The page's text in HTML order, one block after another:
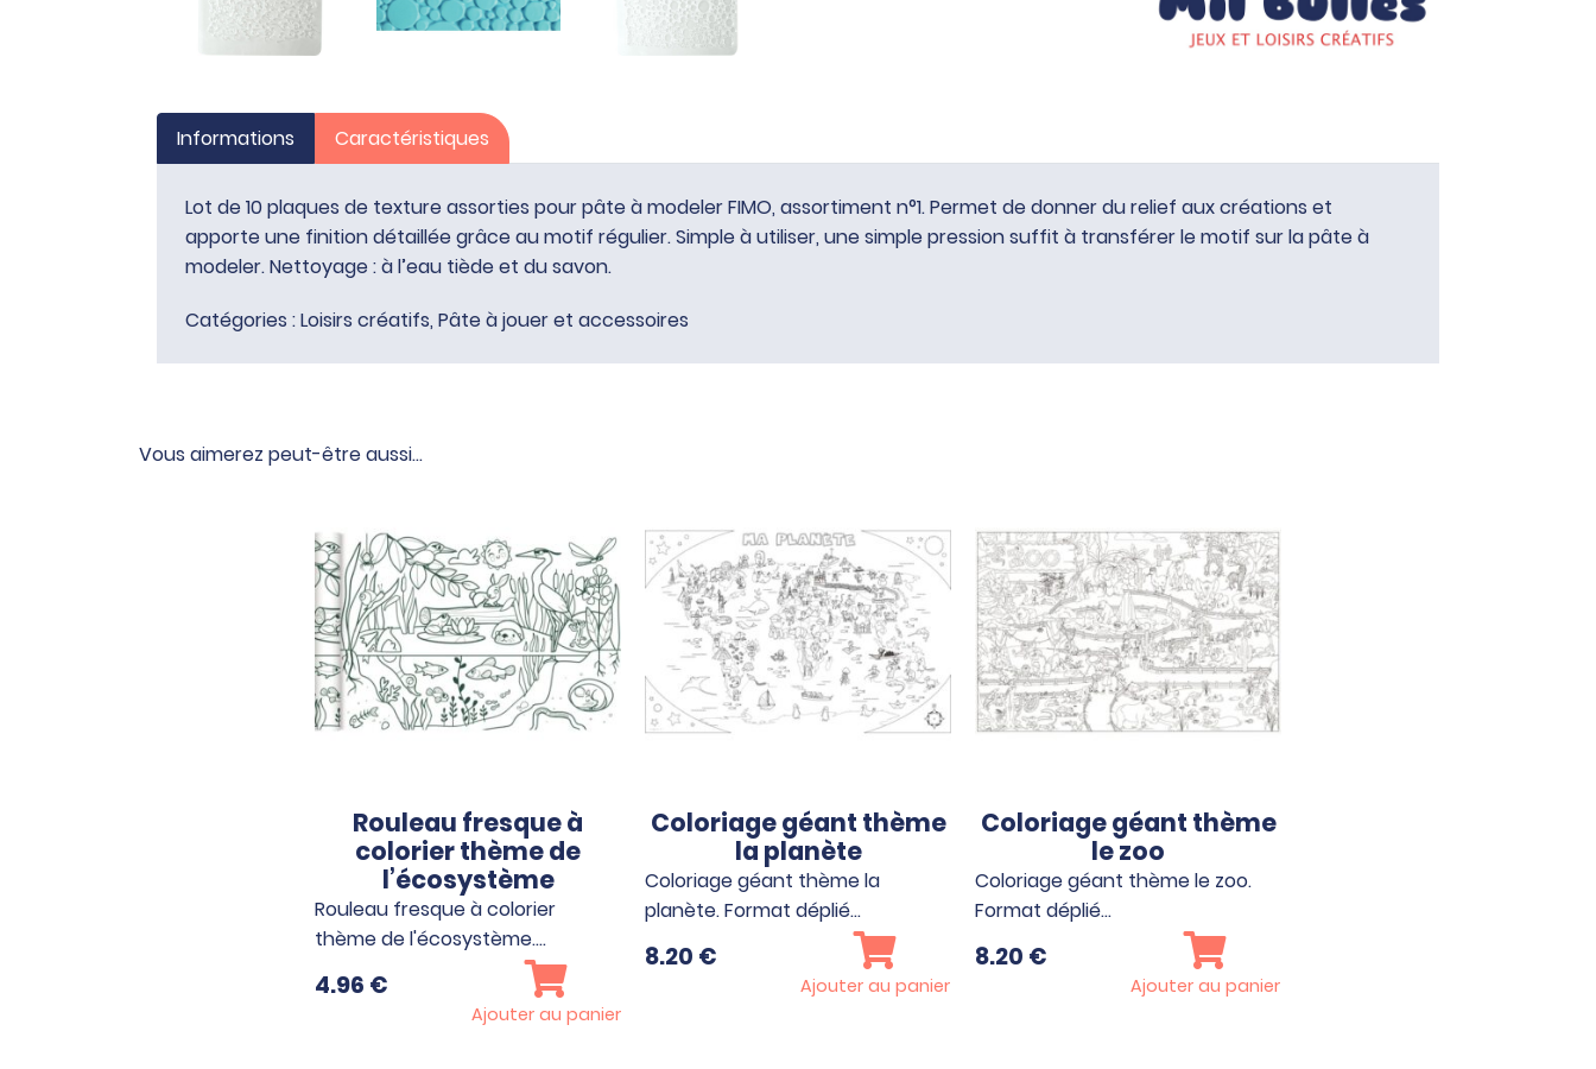
Informations Caractéristiques
Lot de 10 plaques de texture assorties pour pâte à modeler FIMO, assortiment n°1. Permet de donner du relief aux créations et
apporte une finition détaillée grâce au motif régulier. Simple à utiliser, une simple pression suffit à transférer le motif sur la pâte à
modeler. Nettoyage : à l’eau tiède et du savon.
Catégories :Loisirs créatifs, Pâte à jouer et accessoires
Vous aimerez peut-être aussi…
Rouleau fresque à
colorier thème de
l’écosystème
Rouleau fresque à colorier
thème de l'écosystème.…
4.96 €
Ajouter au panier
Coloriage géant thème
la planète
Coloriage géant thème la
planète. Format déplié…
8.20 €
Ajouter au panier
Coloriage géant thème
le zoo
Coloriage géant thème le zoo.
Format déplié…
8.20 €
Ajouter au panier